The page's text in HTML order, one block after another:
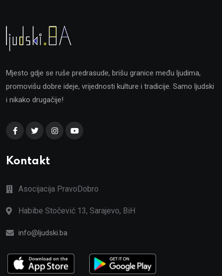
Mjesto gdje se ruše predrasude, brišu granice među ljudima,
promovišu dobre ideje, vrijednosti kulture i tradicije. Samo ljudski
i nikako drugačije!
Kontakt
Asocijacija PravoDobro
Habibe Stočević 13, Sarajevo, BiH
info@ljudski.ba